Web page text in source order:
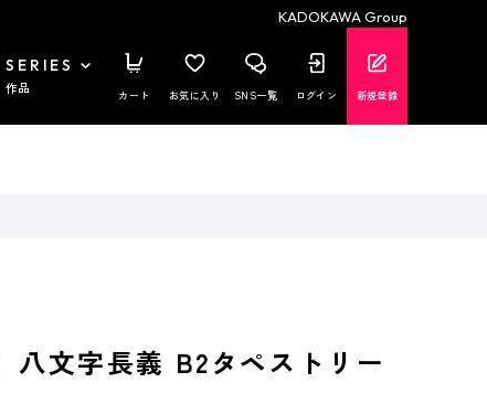
KADOKAWA Group
SERIES
作品 カート お気に入り SNS一覧 ログイン 新規登録
八文字長義 B2タペストリー